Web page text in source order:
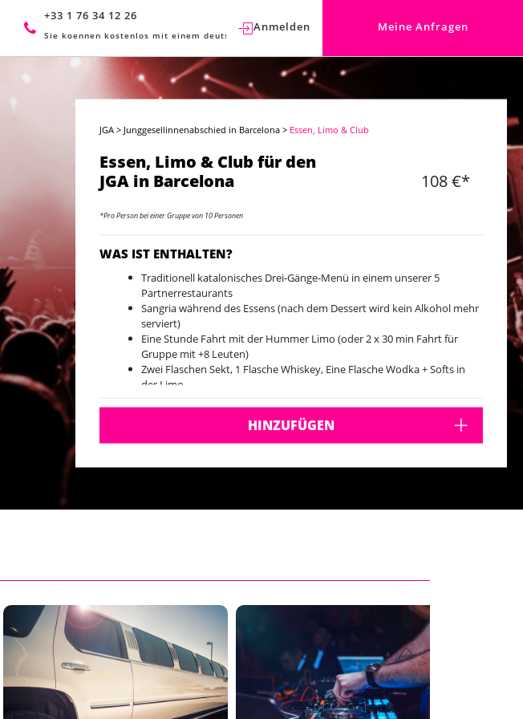
+33 1 76 34 12 26
Sie koennen kostenlos mit einem deutschen Berater sprechen.
Anmelden Meine Anfragen
JGA > Junggesellinnenabschied in Barcelona > Essen, Limo & Club
Essen, Limo & Club für den
JGA in Barcelona
108 €*
*Pro Person bei einer Gruppe von 10 Personen
WAS IST ENTHALTEN?
Traditionell katalonisches Drei-Gänge-Menü in einem unserer 5
Partnerrestaurants
Sangria während des Essens (nach dem Dessert wird kein Alkohol mehr
serviert)
Eine Stunde Fahrt mit der Hummer Limo (oder 2 x 30 min Fahrt für
Gruppe mit +8 Leuten)
Zwei Flaschen Sekt, 1 Flasche Whiskey, Eine Flasche Wodka + Softs in
der Limo
HINZUFÜGEN